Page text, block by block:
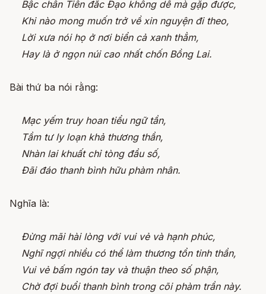
Bậc chân Tiên đắc Đạo không dễ mà gặp được,
Khi nào mong muốn trở về xin nguyện đi theo,
Lời xưa nói họ ở nơi biển cả xanh thẳm,
Hay là ở ngọn núi cao nhất chốn Bồng Lai.
Bài thứ ba nói rằng:
Mạc yếm truy hoan tiểu ngữ tần,
Tầm tư ly loạn khả thương thần,
Nhàn lai khuất chỉ tòng đầu số,
Đãi đáo thanh bình hữu phàm nhân.
Nghĩa là:
Đừng mãi hài lòng với vui vẻ và hạnh phúc,
Nghĩ ngợi nhiều có thể làm thương tổn tinh thần,
Vui vẻ bấm ngón tay và thuận theo số phận,
Chờ đợi buổi thanh bình trong cõi phàm trần này.